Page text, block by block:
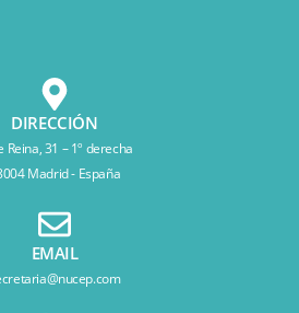
DIRECCIÓN
Reina, 31 – 1º derecha
Madrid - España
EMAIL